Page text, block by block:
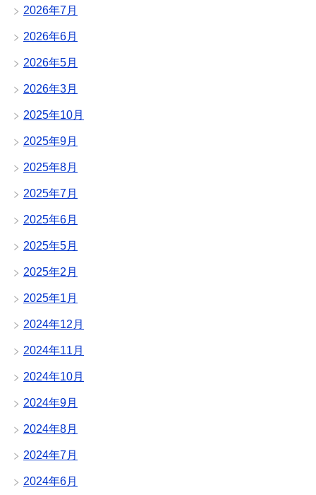
2026年7月
2026年6月
2026年5月
2026年3月
2025年10月
2025年9月
2025年8月
2025年7月
2025年6月
2025年5月
2025年2月
2025年1月
2024年12月
2024年11月
2024年10月
2024年9月
2024年8月
2024年7月
2024年6月